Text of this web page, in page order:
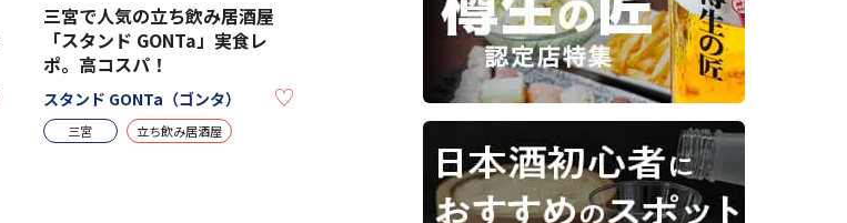
三宮で人気の立ち飲み居酒屋
「スタンド GONTa」実食レ
ポ。高コスパ！
スタンド GONTa（ゴンタ）
三宮 立ち飲み居酒屋